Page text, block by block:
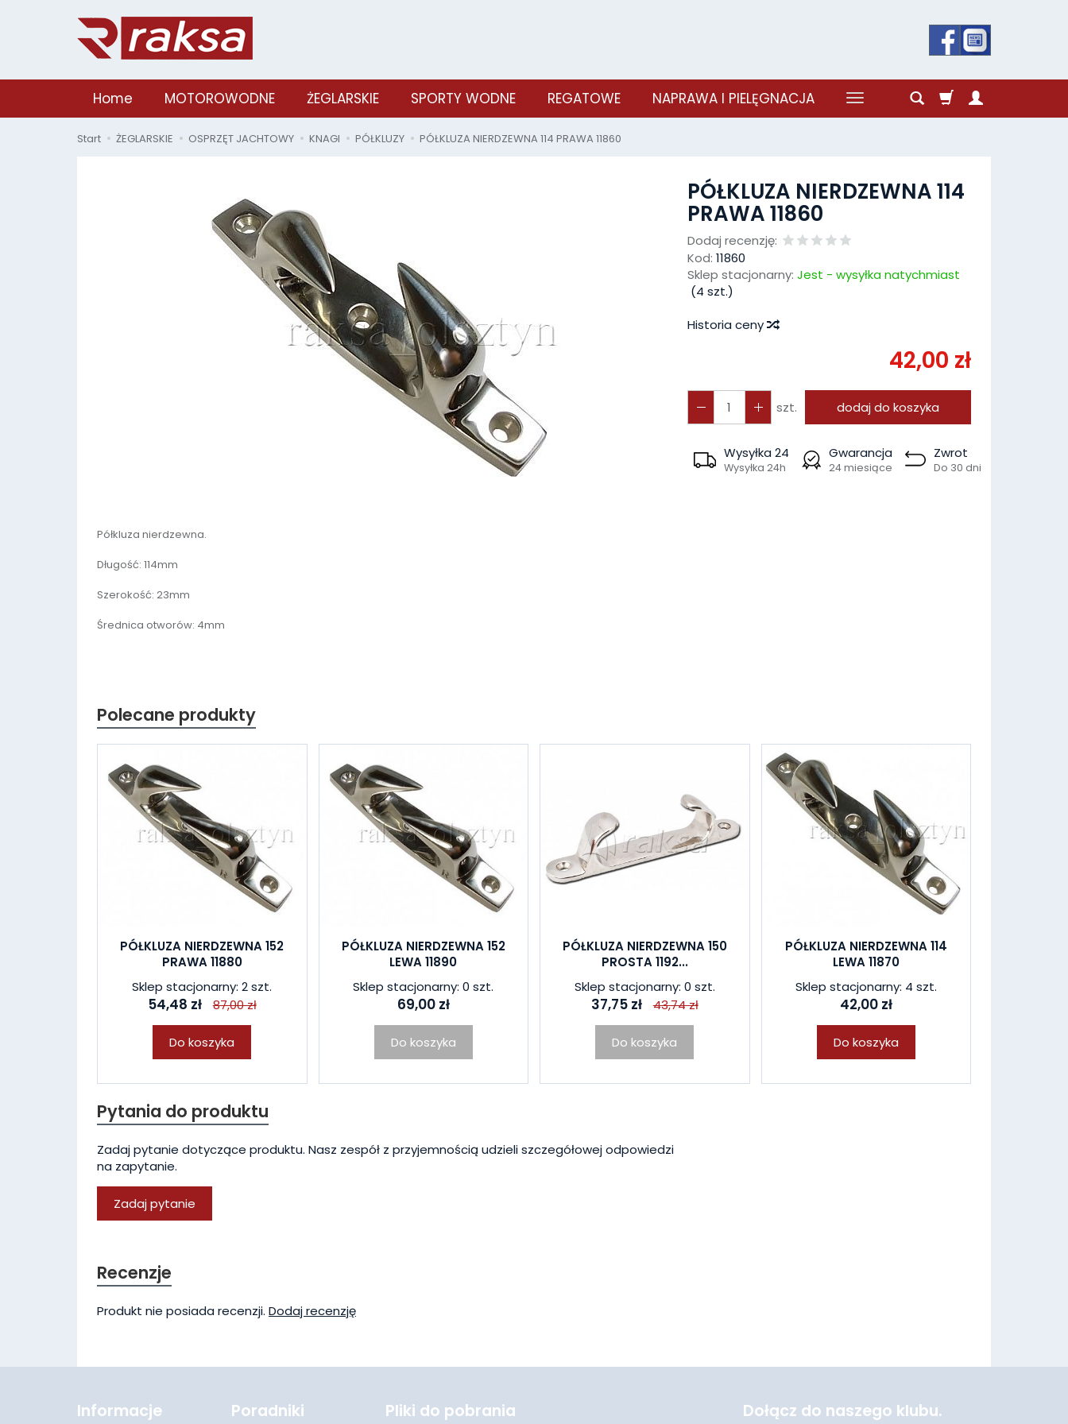
Home MOTOROWODNE ŻEGLARSKIE SPORTY WODNE REGATOWE NAPRAWA I PIELĘGNACJA
Start ŻEGLARSKIE OSPRZĘT JACHTOWY KNAGI PÓŁKLUZY PÓŁKLUZA NIERDZEWNA 114 PRAWA 11860
PÓŁKLUZA NIERDZEWNA 114
PRAWA 11860
Dodaj recenzję:
Kod: 11860
Sklep stacjonarny: Jest - wysyłka natychmiast
(4 szt.)
Historia ceny
42,00 zł
szt. dodaj do koszyka
Wysyłka 24
Wysyłka 24h
Gwarancja
24 miesiące
Zwrot
Do 30 dni
Półkluza nierdzewna.
Długość: 114mm
Szerokość: 23mm
Średnica otworów: 4mm
Polecane produkty
PÓŁKLUZA NIERDZEWNA 152
PRAWA 11880
Sklep stacjonarny: 2 szt.
54,48 zł 87,00 zł
Do koszyka
PÓŁKLUZA NIERDZEWNA 152
LEWA 11890
Sklep stacjonarny: 0 szt.
69,00 zł
Do koszyka
PÓŁKLUZA NIERDZEWNA 150
PROSTA 1192...
Sklep stacjonarny: 0 szt.
37,75 zł 43,74 zł
Do koszyka
PÓŁKLUZA NIERDZEWNA 114
LEWA 11870
Sklep stacjonarny: 4 szt.
42,00 zł
Do koszyka
Pytania do produktu
Zadaj pytanie dotyczące produktu. Nasz zespół z przyjemnością udzieli szczegółowej odpowiedzi
na zapytanie.
Zadaj pytanie
Recenzje
Produkt nie posiada recenzji. Dodaj recenzję
Informacje Poradniki Pliki do pobrania Dołącz do naszego klubu.